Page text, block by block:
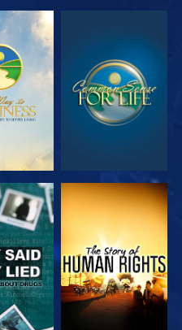
MŰSORNÉZÉS
MŰSORNÉZÉS